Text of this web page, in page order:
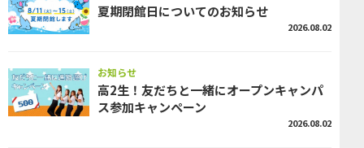
夏期閉館日についてのお知らせ
2026.08.02
お知らせ
高2生！友だちと一緒にオープンキャンパ
ス参加キャンペーン
2026.08.02